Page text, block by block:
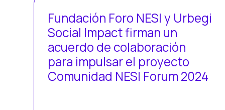
Fundación Foro NESI y Urbegi
Social Impact firman un
acuerdo de colaboración
para impulsar el proyecto
Comunidad NESI Forum 2024